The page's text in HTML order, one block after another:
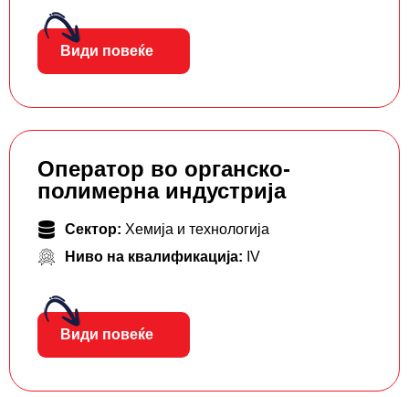
Види повеќе
Оператор во органско-
полимерна индустрија
Сектор: Хемија и технологија
Ниво на квалификација: IV
Види повеќе